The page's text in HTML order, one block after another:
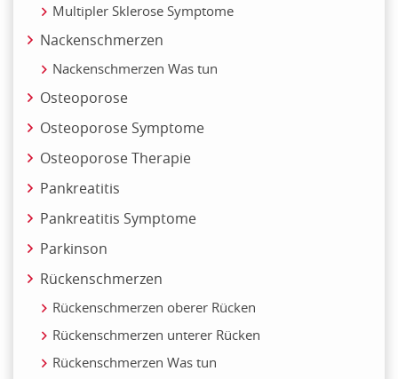
Multipler Sklerose Symptome
Nackenschmerzen
Nackenschmerzen Was tun
Osteoporose
Osteoporose Symptome
Osteoporose Therapie
Pankreatitis
Pankreatitis Symptome
Parkinson
Rückenschmerzen
Rückenschmerzen oberer Rücken
Rückenschmerzen unterer Rücken
Rückenschmerzen Was tun